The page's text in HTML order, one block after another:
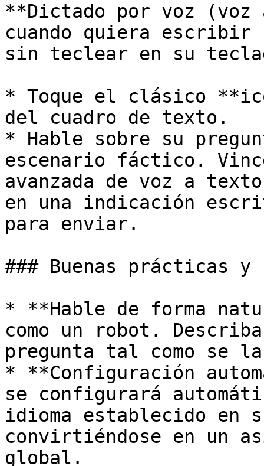
**Dictado por voz
cuando quiera escribir
sin teclear en su
* Toque el clásico
del cuadro de texto.
* Hable sobre su
escenario fáctico.
avanzada de voz a
en una indicación
para enviar.
### Buenas prácticas y
* **Hable de forma
como un robot.
pregunta tal como se
* **Configuración
se configurará
idioma establecido en
convirtiéndose en un
global.